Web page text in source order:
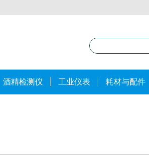
酒精检测仪 工业仪表 耗材与配件